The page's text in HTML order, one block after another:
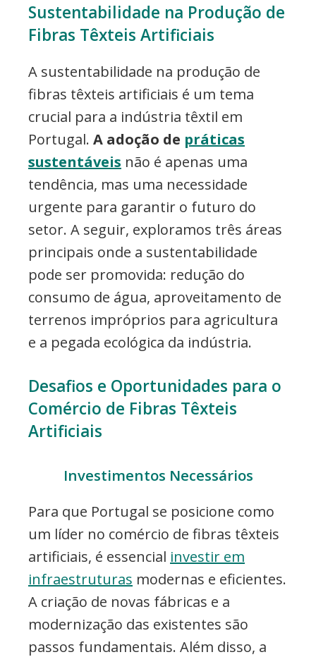
Sustentabilidade na Produção de
Fibras Têxteis Artificiais
A sustentabilidade na produção de
fibras têxteis artificiais é um tema
crucial para a indústria têxtil em
Portugal. A adoção de práticas
sustentáveis não é apenas uma
tendência, mas uma necessidade
urgente para garantir o futuro do
setor. A seguir, exploramos três áreas
principais onde a sustentabilidade
pode ser promovida: redução do
consumo de água, aproveitamento de
terrenos impróprios para agricultura
e a pegada ecológica da indústria.
Desafios e Oportunidades para o
Comércio de Fibras Têxteis
Artificiais
Investimentos Necessários
Para que Portugal se posicione como
um líder no comércio de fibras têxteis
artificiais, é essencial investir em
infraestruturas modernas e eficientes.
A criação de novas fábricas e a
modernização das existentes são
passos fundamentais. Além disso, a